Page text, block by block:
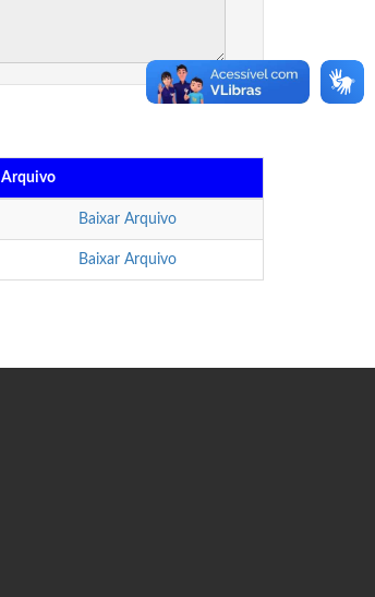
Arquivo
Baixar Arquivo
Baixar Arquivo